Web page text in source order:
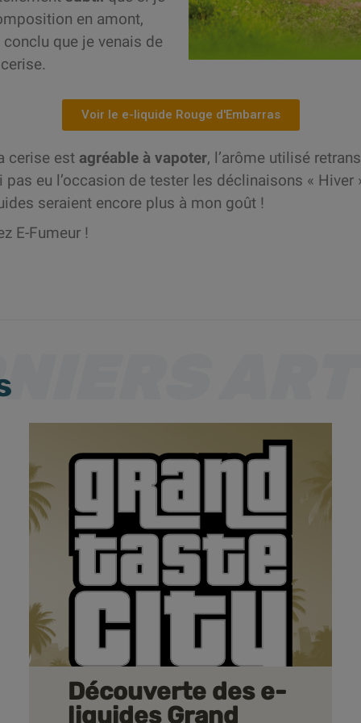
en amont,
que je venais de
Voir le e-liquide Rouge d'Embarras
cerise est agréable à vapoter, l’arôme utilisé
pas eu l’occasion de tester les déclinaisons « Hiver
seraient encore plus à mon goût !
E-Fumeur !
Découverte des e-
liquides Grand